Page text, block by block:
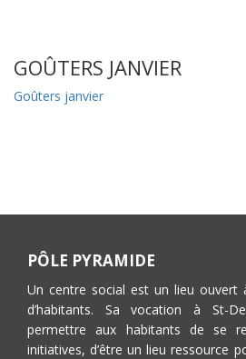
GOÛTERS JANVIER
Goûters janvier
PÔLE PYRAMIDE
Un centre social est un lieu ouvert
d’habitants. Sa vocation à St-
permettre aux habitants de se
initiatives, d’être un lieu ressource